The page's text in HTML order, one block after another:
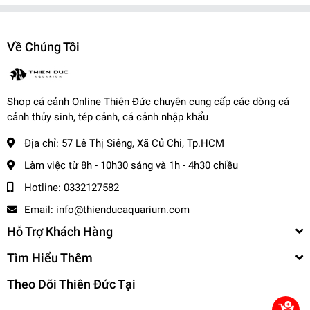
Cá Cảnh Thiên Đức
☎️
Hotline (Zalo): 0332127582 / 0982577871
🌎Website:cacanhthienduc.com
Địa chỉ: 57 Lê Thị Siêng, Ấp Tiền, Tân Thông Hội, Củ Chi
#cacanh #cathuysinh #caneon #cacanhgiare #thuysinhgiare
Cảm ơn quý khách đã tin tưởng và ủng hộ
Về Chúng Tôi
Shop cá cảnh Online Thiên Đức chuyên cung cấp các dòng cá
cảnh thủy sinh, tép cảnh, cá cảnh nhập khẩu
Địa chỉ: 57 Lê Thị Siêng, Xã Củ Chi, Tp.HCM
Làm việc từ 8h - 10h30 sáng và 1h - 4h30 chiều
Hotline: 0332127582
Email: info@thienducaquarium.com
Hỗ Trợ Khách Hàng
Tìm Hiểu Thêm
Theo Dõi Thiên Đức Tại